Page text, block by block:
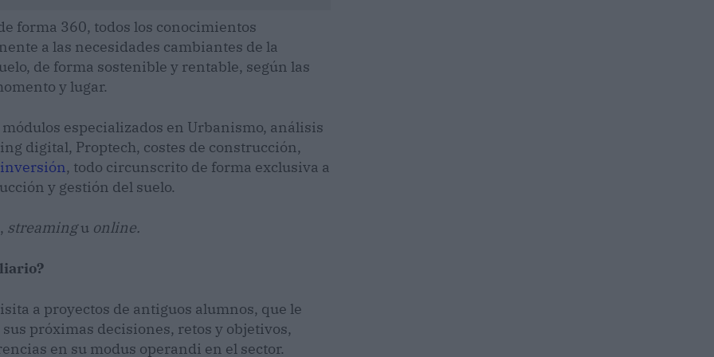
forma 360, todos los conocimientos
a las necesidades cambiantes de la
de forma sostenible y rentable, según las
y lugar.
especializados en Urbanismo, análisis
digital, Proptech, costes de construcción,
inversión, todo circunscrito de forma exclusiva a
y gestión del suelo.
streamingu online.
a proyectos de antiguos alumnos, que le
próximas decisiones, retos y objetivos,
en su modus operandi en el sector.